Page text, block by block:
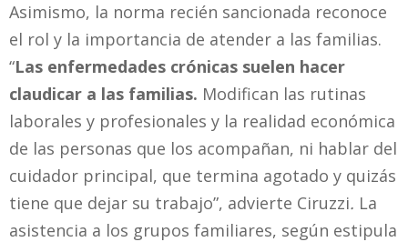
Asimismo, la norma recién sancionada reconoce
el rol y la importancia de atender a las familias.
“Las enfermedades crónicas suelen hacer
claudicar a las familias. Modifican las rutinas
laborales y profesionales y la realidad económica
de las personas que los acompañan, ni hablar del
cuidador principal, que termina agotado y quizás
tiene que dejar su trabajo”, advierte Ciruzzi. La
asistencia a los grupos familiares, según estipula